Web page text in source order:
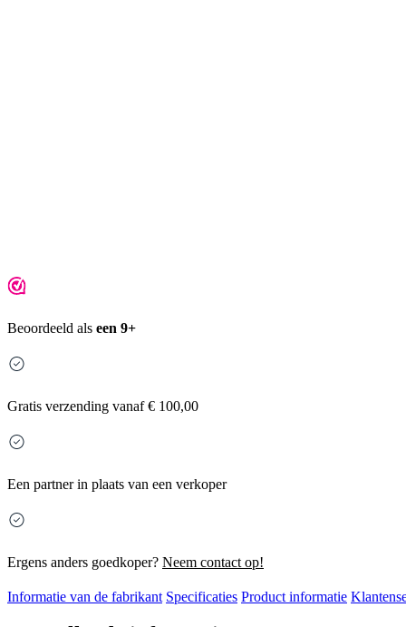
Beoordeeld als een 9+
Gratis verzending vanaf € 100,00
Een partner in plaats van een verkoper
Ergens anders goedkoper? Neem contact op!
Informatie van de fabrikant Specificaties Product informatie